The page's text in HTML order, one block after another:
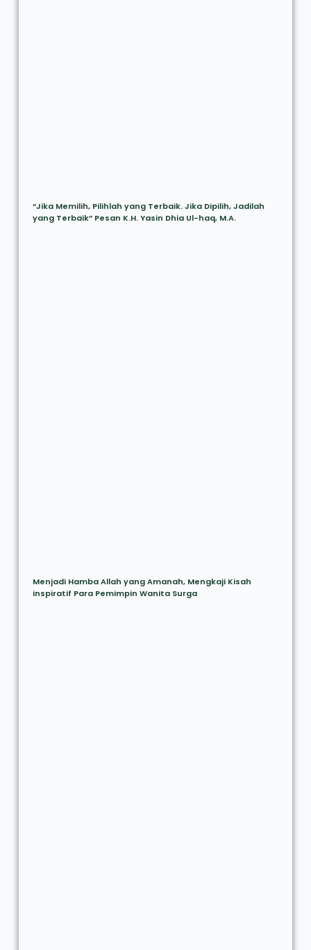
“Jika Memilih, Pilihlah yang Terbaik. Jika Dipilih, Jadilah
yang Terbaik” Pesan K.H. Yasin Dhia Ul-haq, M.A.
Menjadi Hamba Allah yang Amanah, Mengkaji Kisah
inspiratif Para Pemimpin Wanita Surga